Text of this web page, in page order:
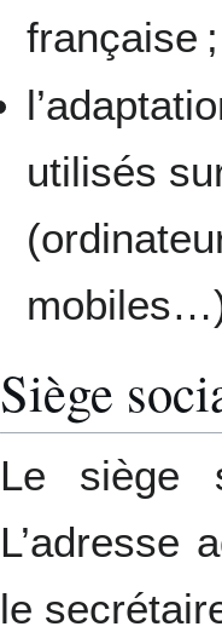
française ;
utilisés
Siège
Le siège
L’adresse
le